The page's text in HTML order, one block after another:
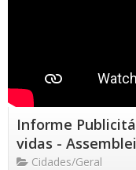
Informe
vidas -
Cidades/Geral